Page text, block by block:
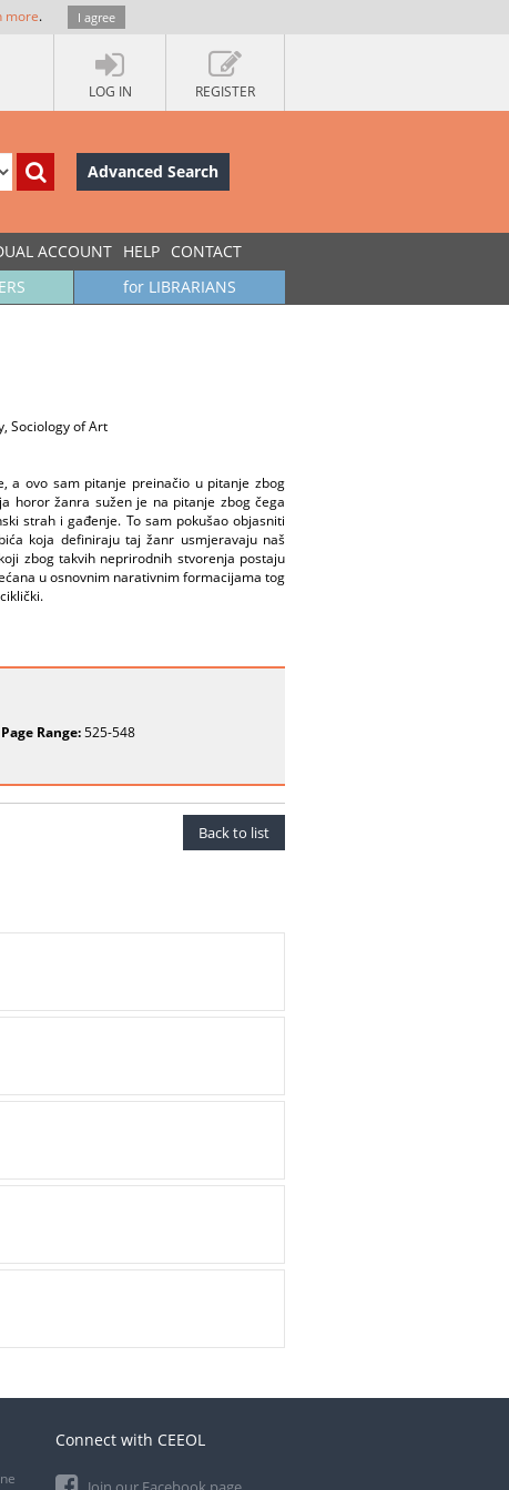
more. I agree
LOG IN REGISTER
Advanced Search
ACCOUNT HELP CONTACT
for LIBRARIANS
Sociology of Art
a ovo sam pitanje preinačio u pitanje zbog
horor žanra sužen je na pitanje zbog čega
strah i gađenje. To sam pokušao objasniti
koja definiraju taj žanr usmjeravaju naš
zbog takvih neprirodnih stvorenja postaju
u osnovnim narativnim formacijama tog
Page Range:525-548
Back to list
Connect with CEEOL